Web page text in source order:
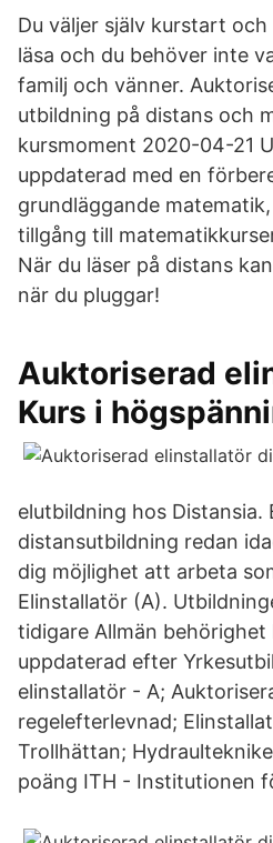
Du väljer själv kurstart
läsa och du behöver inte
familj och vänner.
utbildning på distans och
kursmoment 2020-04-21
uppdaterad med en
grundläggande
tillgång till
När du läser på distans
när du pluggar!
Auktoriserad
Kurs i
elutbildning hos Distansia.
distansutbildning redan
dig möjlighet att arbeta
Elinstallatör (A).
tidigare Allmän
uppdaterad efter
elinstallatör - A;
regelefterlevnad;
Trollhättan;
poäng ITH - Institutionen